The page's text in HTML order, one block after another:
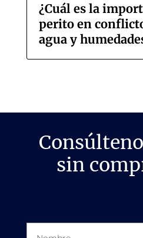
¿Cuál es la
perito en
agua y
sin